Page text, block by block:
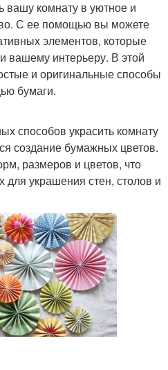
вашу комнату в уютное и
С ее помощью вы можете
элементов, которые
вашему интерьеру. В этой
и оригинальные способы
бумаги.
способов украсить комнату
создание бумажных цветов.
размеров и цветов, что
для украшения стен, столов и